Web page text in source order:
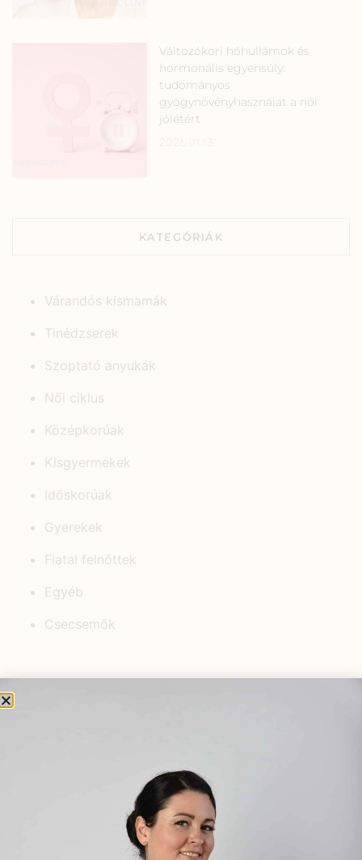
Változókori hőhullámok és
hormonális egyensúly:
tudományos
gyógynövényhasználat a női
jólétért
KATEGÓRIÁK
Várandós kismamák
Tinédzserek
Szoptató anyukák
Női ciklus
Középkorúak
Kisgyermekek
Időskorúak
Gyerekek
Fiatal felnőttek
Egyéb
Csecsemők
KEDVELT BEJEGYZÉSEK
Magas prolaktinszint csökkentése
– tudományos gyógynövényes
támogatás a női egészséghez